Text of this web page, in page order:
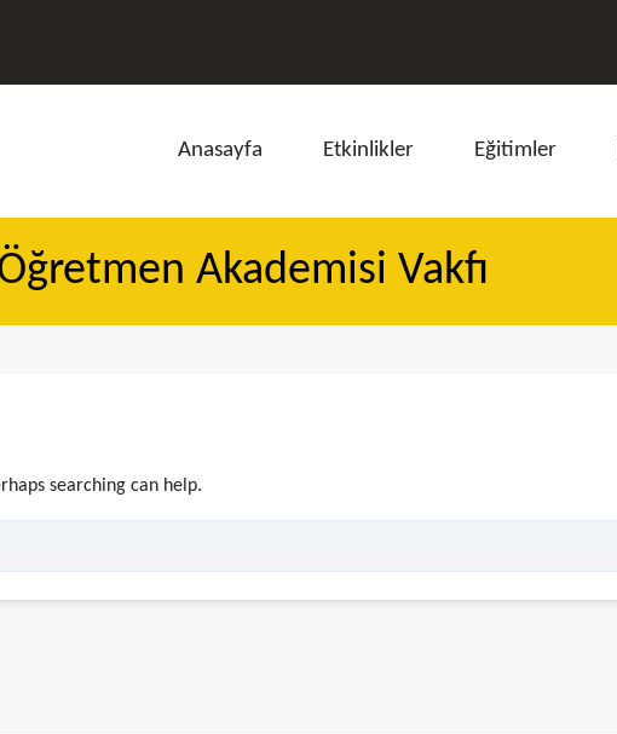
Anasayfa Etkinlikler Eğitimler
Akademisi Vakfı
searching can help.